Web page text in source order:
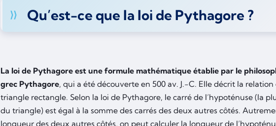
Qu’est-ce que la loi de Pythagore ?
La loi de Pythagore est une formule mathématique établie par le
grec Pythagore, qui a été découverte en 500 av. J.-C. Elle décrit la relation
triangle rectangle. Selon la loi de Pythagore, le carré de l’hypoténuse (la
du triangle) est égal à la somme des carrés des deux autres côtés.
longueur des deux autres côtés, on peut calculer la longueur de